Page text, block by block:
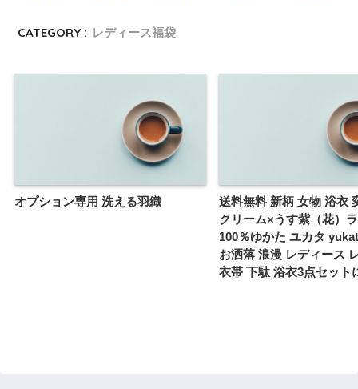
CATEGORY : レディース福袋
オプション専用 洗える羽織
送料無料 新柄 女物 浴衣
クリーム×うす紫（花）
100％ゆかた ユカタ
お洒落 浪漫 レディース
衣帯 下駄 浴衣3点セット